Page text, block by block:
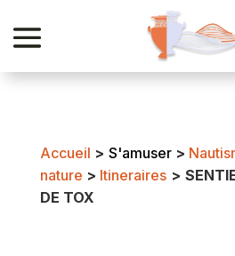
Accueil > S'amuser>
nature > Itineraires >
DE TOX